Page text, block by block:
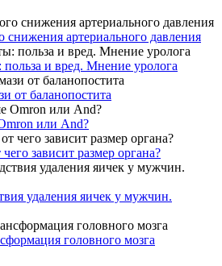
снижения артериального давления
и вред. Мнение уролога
от баланопостита
или And?
зависит размер органа?
удаления яичек у мужчин.
головного мозга